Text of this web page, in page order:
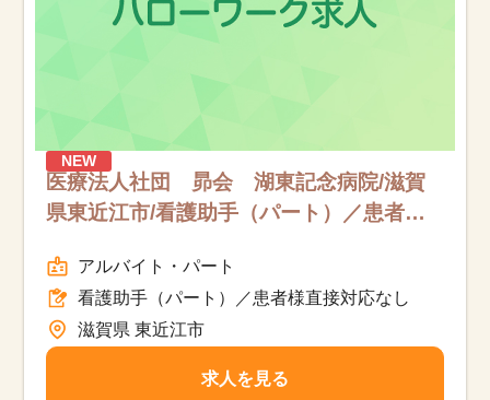
NEW
医療法人社団 昴会 湖東記念病院/滋賀
県東近江市/看護助手（パート）／患者様
アルバイト・パート
看護助手（パート）／患者様直接対応なし
滋賀県 東近江市
求人を見る
該当件数
17,050 他の条件を選択